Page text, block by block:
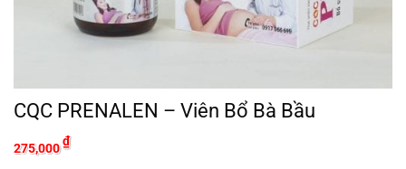
CQC PRENALEN – Viên Bổ Bà Bầu
275,000₫